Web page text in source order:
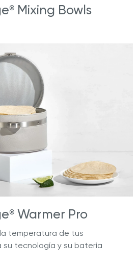
® Mixing Bowls
® Warmer Pro
temperatura de tus
su tecnología y su batería